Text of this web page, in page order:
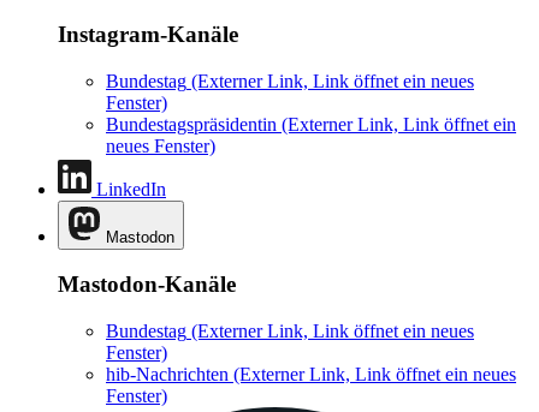
Instagram-Kanäle
Bundestag (Externer Link, Link öffnet ein neues
Fenster)
Bundestagspräsidentin (Externer Link, Link öffnet ein
neues Fenster)
LinkedIn
Mastodon
Mastodon-Kanäle
Bundestag (Externer Link, Link öffnet ein neues
Fenster)
hib-Nachrichten (Externer Link, Link öffnet ein neues
Fenster)